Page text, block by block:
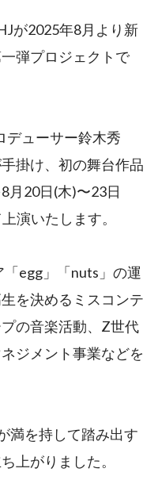
が2025年8月より新
弾プロジェクトで
デューサー鈴木秀
掛け、初の舞台作品
月20日(木)〜23日
演いたします。
egg」「nuts」の運
を決めるミスコンテ
の音楽活動、Z世代
ジメント事業などを
満を持して踏み出す
上がりました。